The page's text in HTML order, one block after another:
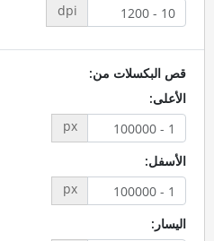
dpi
قص البكسلات من:
الأعلى:
px
الأسفل:
px
اليسار: